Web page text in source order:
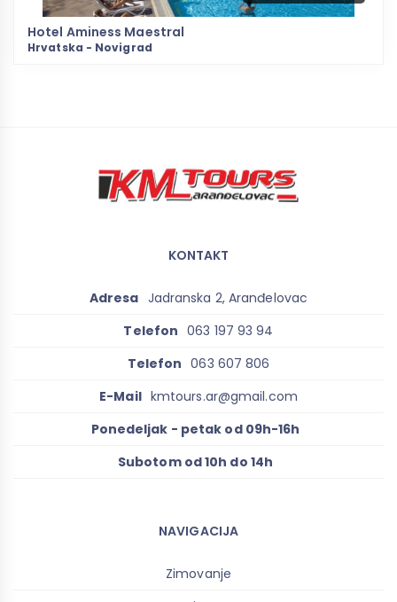
Hotel Aminess Maestral
Hrvatska - Novigrad
KONTAKT
Adresa Jadranska 2, Aranđelovac
Telefon 063 197 93 94
Telefon 063 607 806
E-Mail kmtours.ar@gmail.com
Ponedeljak - petak od 09h-16h
Subotom od 10h do 14h
NAVIGACIJA
Zimovanje